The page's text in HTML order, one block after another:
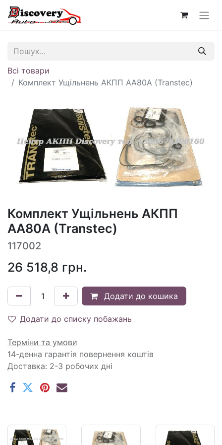
Всі товари
Комплект Ущільнень АКПП AA80A (Transtec)
Комплект Ущільнень АКПП
AA80A (Transtec)
117002
26 518,8 грн.
Додати до кошика
Додати до списку побажань
Терміни та умови
14-денна гарантія повернення коштів
Доставка: 2-3 робочих дні